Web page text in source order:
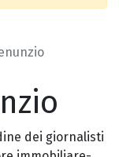
dei giornalisti